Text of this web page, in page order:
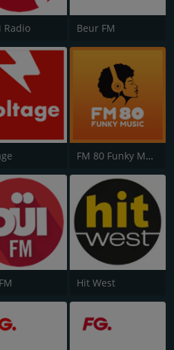
Radio Beur FM
FM 80 Funky Music
Hit West